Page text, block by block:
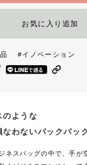
お気に入り追加
品
#イノベーション
のような
なわないバックパッ
ネスバッグの中で、手が